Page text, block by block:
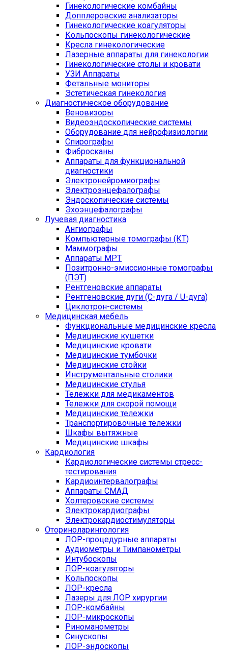
Гинекологические комбайны
Допплеровские анализаторы
Гинекологические коагуляторы
Кольпоскопы гинекологические
Кресла гинекологические
Лазерные аппараты для гинекологии
Гинекологические столы и кровати
УЗИ Аппараты
Фетальные мониторы
Эстетическая гинекология
Диагностическое оборудование
Веновизоры
Видеоэндоскопические системы
Оборудование для нейрофизиологии
Спирографы
Фибросканы
Аппараты для функциональной
диагностики
Электронейромиографы
Электроэнцефалографы
Эндоскопические системы
Эхоэнцефалографы
Лучевая диагностика
Ангиографы
Компьютерные томографы (КТ)
Маммографы
Аппараты МРТ
Позитронно-эмиссионные томографы
(ПЭТ)
Рентгеновские аппараты
Рентгеновские дуги (С-дуга / U-дуга)
Циклотрон-системы
Медицинская мебель
Функциональные медицинские кресла
Медицинские кушетки
Медицинские кровати
Медицинские тумбочки
Медицинские стойки
Инструментальные столики
Медицинские стулья
Тележки для медикаментов
Тележки для скорой помощи
Медицинские тележки
Транспортировочные тележки
Шкафы вытяжные
Медицинские шкафы
Кардиология
Кардиологические системы стресс-
тестирования
Кардиоинтервалографы
Аппараты СМАД
Холтеровские системы
Электрокардиографы
Электрокардиостимуляторы
Оториноларингология
ЛОР-процедурные аппараты
Аудиометры и Тимпанометры
Интубоскопы
ЛОР-коагуляторы
Кольпоскопы
ЛОР-кресла
Лазеры для ЛОР хирургии
ЛОР-комбайны
ЛОР-микроскопы
Риноманометры
Синускопы
ЛОР-эндоскопы